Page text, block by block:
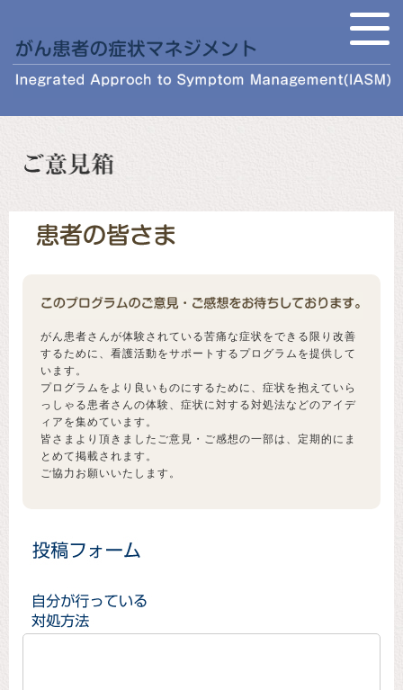
がん患者さんが体験されている苦痛な症状をできる限り改善
するために、看護活動をサポートするプログラムを提供して
います。
プログラムをより良いものにするために、症状を抱えていら
っしゃる患者さんの体験、症状に対する対処法などのアイデ
ィアを集めています。
皆さまより頂きましたご意見・ご感想の一部は、定期的にま
とめて掲載されます。
ご協力お願いいたします。